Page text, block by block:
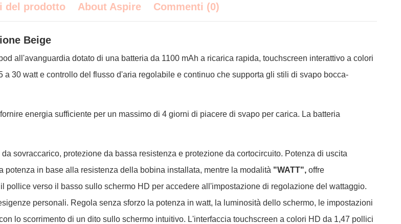
del prodotto About Aspire Commenti (0)
Beige
all'avanguardia dotato di una batteria da 1100 mAh a ricarica rapida, touchscreen interattivo a colori
30 watt e controllo del flusso d'aria regolabile e continuo che supporta gli stili di svapo bocca-
energia sufficiente per un massimo di 4 giorni di piacere di svapo per carica. La batteria
da sovraccarico, protezione da bassa resistenza e protezione da cortocircuito. Potenza di uscita
potenza in base alla resistenza della bobina installata, mentre la modalità "WATT", offre
verso il basso sullo schermo HD per accedere all'impostazione di regolazione del wattaggio.
personali. Regola senza sforzo la potenza in watt, la luminosità dello schermo, le impostazioni
lo scorrimento di un dito sullo schermo intuitivo. L'interfaccia touchscreen a colori HD da 1,47 pollici